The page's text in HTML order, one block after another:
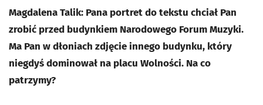
Magdalena Talik: Pana portret do tekstu chciał Pan
zrobić przed budynkiem Narodowego Forum Muzyki.
Ma Pan w dłoniach zdjęcie innego budynku, który
niegdyś dominował na placu Wolności. Na co
patrzymy?